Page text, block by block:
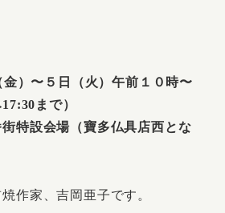
金）〜５日（火）午前１０時〜
まで）
特設会場（寶多仏具店西とな
作家、吉岡亜子です。